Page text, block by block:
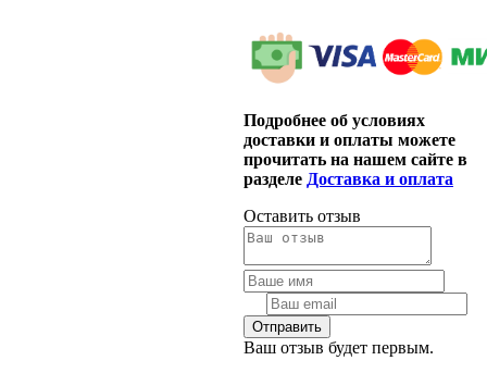
Подробнее об условиях
доставки и оплаты можете
прочитать на нашем сайте в
разделе Доставка и оплата
Оставить отзыв
Ваш отзыв будет первым.